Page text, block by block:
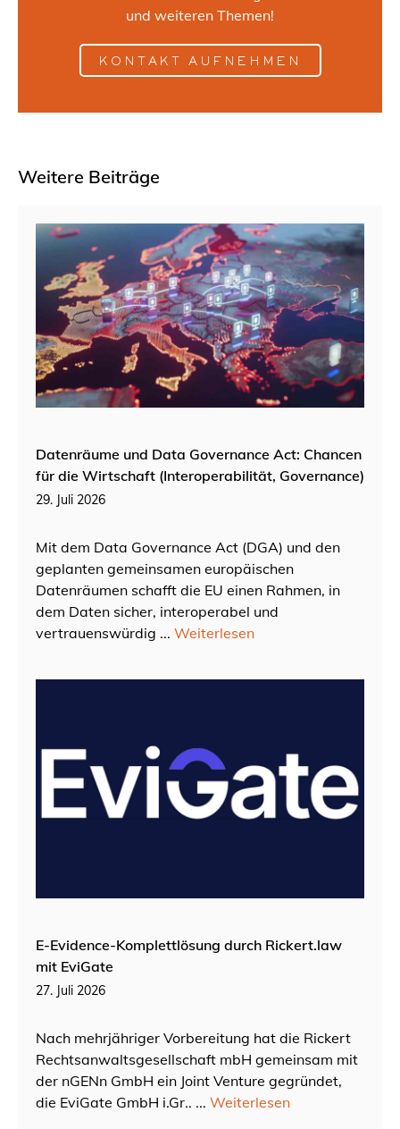
und weiteren Themen!
KONTAKT AUFNEHMEN
Weitere Beiträge
Datenräume und Data Governance Act: Chancen
für die Wirtschaft (Interoperabilität, Governance)
29. Juli 2026
Mit dem Data Governance Act (DGA) und den
geplanten gemeinsamen europäischen
Datenräumen schafft die EU einen Rahmen, in
dem Daten sicher, interoperabel und
vertrauenswürdig ... Weiterlesen
E-Evidence-Komplettlösung durch Rickert.law
mit EviGate
27. Juli 2026
Nach mehrjähriger Vorbereitung hat die Rickert
Rechtsanwaltsgesellschaft mbH gemeinsam mit
der nGENn GmbH ein Joint Venture gegründet,
die EviGate GmbH i.Gr.. ... Weiterlesen